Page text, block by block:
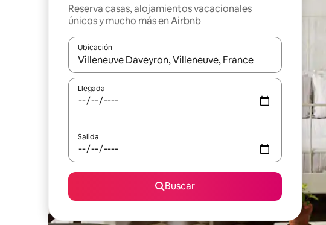
Reserva casas, alojamientos vacacionales
únicos y mucho más en Airbnb
Ubicación
Cuando los resultados estén disponibles, podrás navegar
Llegada
Salida
Buscar